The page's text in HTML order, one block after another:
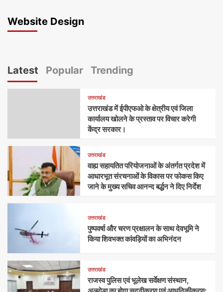
Website Design
Latest Popular Trending
उत्तराखंड
उत्तराखंड में ईपीएफओ के क्षेत्रीय एवं जिला
कार्यालय खोलने के प्रस्ताव पर विचार करेगी
केंद्र सरकार।
उत्तराखंड
वाह्य सहायतित परियोजनाओं के अंतर्गत प्रदेश में
आधारभूत संरचनाओं के विकास पर फोकस किए
जाने के मुख्य सचिव आनन्द बर्द्धन ने दिए निर्देश
उत्तराखंड
पुष्पवर्षा और चरण प्रक्षालन के साथ देवभूमि ने
किया शिवभक्त कांवड़ियों का अभिनंदन
उत्तराखंड
राजस्व पुलिस एवं भूलेख सर्वेक्षण संस्थान,